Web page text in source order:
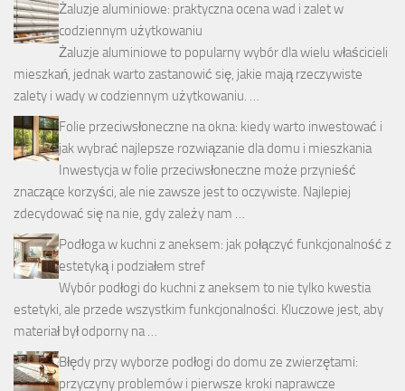
Żaluzje aluminiowe: praktyczna ocena wad i zalet w
codziennym użytkowaniu
Żaluzje aluminiowe to popularny wybór dla wielu właścicieli
mieszkań, jednak warto zastanowić się, jakie mają rzeczywiste
zalety i wady w codziennym użytkowaniu. …
Folie przeciwsłoneczne na okna: kiedy warto inwestować i
jak wybrać najlepsze rozwiązanie dla domu i mieszkania
Inwestycja w folie przeciwsłoneczne może przynieść
znaczące korzyści, ale nie zawsze jest to oczywiste. Najlepiej
zdecydować się na nie, gdy zależy nam …
Podłoga w kuchni z aneksem: jak połączyć funkcjonalność z
estetyką i podziałem stref
Wybór podłogi do kuchni z aneksem to nie tylko kwestia
estetyki, ale przede wszystkim funkcjonalności. Kluczowe jest, aby
materiał był odporny na …
Błędy przy wyborze podłogi do domu ze zwierzętami:
przyczyny problemów i pierwsze kroki naprawcze